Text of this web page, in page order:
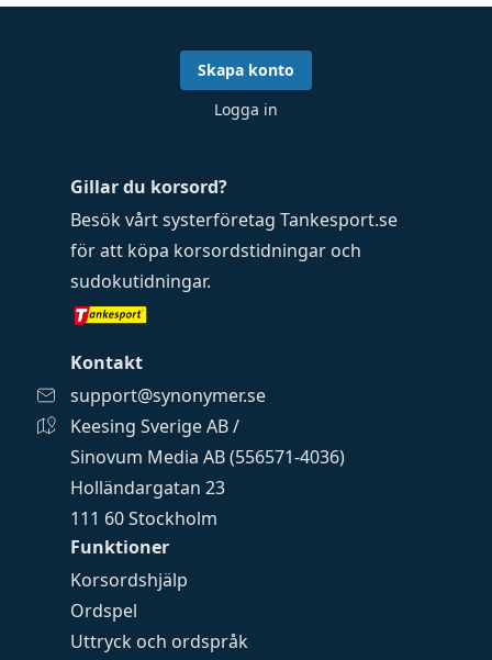
Funktioner
Korsordshjälp
Ordspel
Uttryck och ordspråk
Gillar du korsord?
Besök vårt systerföretag Tankesport.se
för att köpa korsordstidningar och
sudokutidningar.
Kontakt
support@synonymer.se
Keesing Sverige AB /
Sinovum Media AB (556571-4036)
Holländargatan 23
111 60 Stockholm
Skapa konto
Logga in